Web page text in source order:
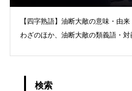
【四字熟語】油断大敵の意味・由
わざのほか、油断大敵の類義語・対
検索